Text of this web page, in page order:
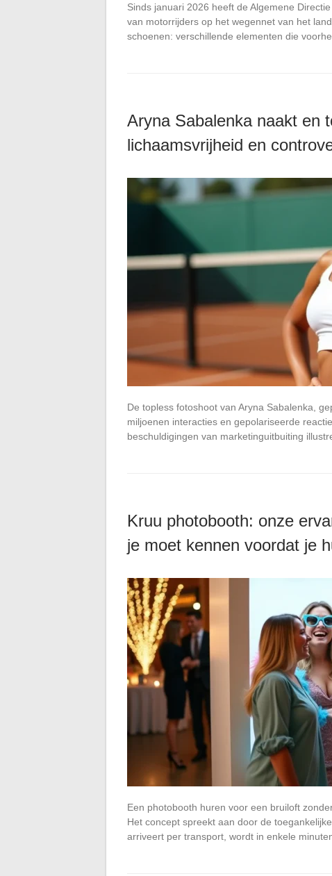
Sinds januari 2026 heeft de Algemene
van motorrijders op het wegennet van het
schoenen: verschillende elementen die
Aryna Sabalenka naakt en
lichaamsvrijheid en
De topless fotoshoot van Aryna Sabalenka,
miljoenen interacties en gepolariseerde
beschuldigingen van marketinguitbuiting
Kruu photobooth: onze
je moet kennen voordat je
Een photobooth huren voor een bruiloft
Het concept spreekt aan door de
arriveert per transport, wordt in enkele